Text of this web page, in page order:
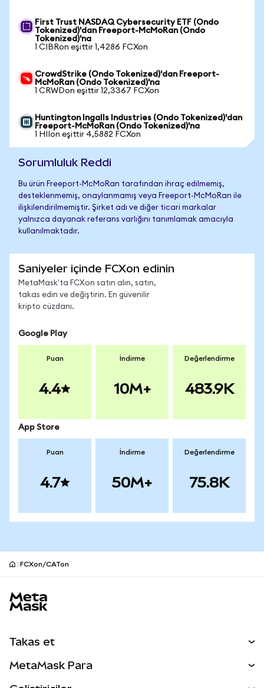
First Trust NASDAQ Cybersecurity ETF (Ondo
Tokenized)'dan Freeport-McMoRan (Ondo
Tokenized)'na
1 CIBRon eşittir 1,4286 FCXon
CrowdStrike (Ondo Tokenized)'dan Freeport-
McMoRan (Ondo Tokenized)'na
1 CRWDon eşittir 12,3367 FCXon
Huntington Ingalls Industries (Ondo Tokenized)'dan
Freeport-McMoRan (Ondo Tokenized)'na
1 HIIon eşittir 4,5882 FCXon
Sorumluluk Reddi
Bu ürün Freeport-McMoRan tarafından ihraç edilmemiş,
desteklenmemiş, onaylanmamış veya Freeport-McMoRan ile
ilişkilendirilmemiştir. Şirket adı ve diğer ticari markalar
yalnızca dayanak referans varlığını tanımlamak amacıyla
kullanılmaktadır.
Saniyeler içinde FCXon edinin
MetaMask'ta FCXon satın alın, satın,
takas edin ve değiştirin. En güvenilir
kripto cüzdanı.
Google Play
Puan
4.4
İndirme
10M+
Değerlendirme
483.9K
App Store
Puan
4.7
İndirme
50M+
Değerlendirme
75.8K
FCXon/CATon
Takas et
MetaMask Para